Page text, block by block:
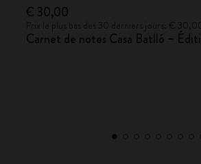
€ 30,00
Carnet de notes Casa Batlló –